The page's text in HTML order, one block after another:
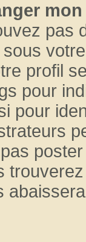
pas
profil
pour
pour